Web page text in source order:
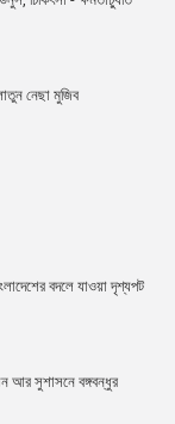
নেছা মুজিব
বদলে যাওয়া দৃশ্যপট
আর সুশাসনে বঙ্গবন্ধুর